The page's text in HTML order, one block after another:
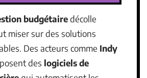
budgétairedécolle
miser sur des solutions
Des acteurs comme Indy
des logiciels de